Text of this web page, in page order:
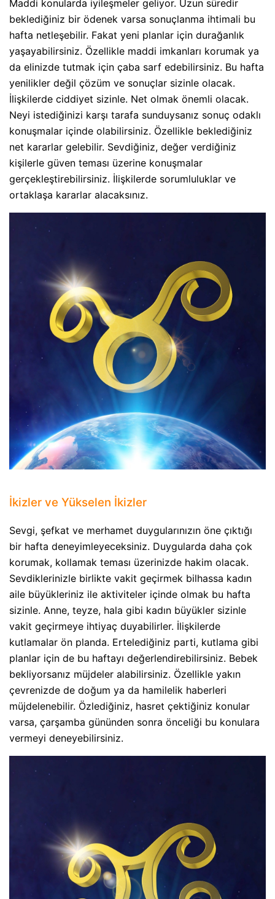
Maddi konularda iyileşmeler geliyor. Uzun süredir
beklediğiniz bir ödenek varsa sonuçlanma ihtimali bu
hafta netleşebilir. Fakat yeni planlar için durağanlık
yaşayabilirsiniz. Özellikle maddi imkanları korumak ya
da elinizde tutmak için çaba sarf edebilirsiniz. Bu hafta
yenilikler değil çözüm ve sonuçlar sizinle olacak.
İlişkilerde ciddiyet sizinle. Net olmak önemli olacak.
Neyi istediğinizi karşı tarafa sunduysanız sonuç odaklı
konuşmalar içinde olabilirsiniz. Özellikle beklediğiniz
net kararlar gelebilir. Sevdiğiniz, değer verdiğiniz
kişilerle güven teması üzerine konuşmalar
gerçekleştirebilirsiniz. İlişkilerde sorumluluklar ve
ortaklaşa kararlar alacaksınız.
İkizler ve Yükselen İkizler
Sevgi, şefkat ve merhamet duygularınızın öne çıktığı
bir hafta deneyimleyeceksiniz. Duygularda daha çok
korumak, kollamak teması üzerinizde hakim olacak.
Sevdiklerinizle birlikte vakit geçirmek bilhassa kadın
aile büyükleriniz ile aktiviteler içinde olmak bu hafta
sizinle. Anne, teyze, hala gibi kadın büyükler sizinle
vakit geçirmeye ihtiyaç duyabilirler. İlişkilerde
kutlamalar ön planda. Ertelediğiniz parti, kutlama gibi
planlar için de bu haftayı değerlendirebilirsiniz. Bebek
bekliyorsanız müjdeler alabilirsiniz. Özellikle yakın
çevrenizde de doğum ya da hamilelik haberleri
müjdelenebilir. Özlediğiniz, hasret çektiğiniz konular
varsa, çarşamba gününden sonra önceliği bu konulara
vermeyi deneyebilirsiniz.